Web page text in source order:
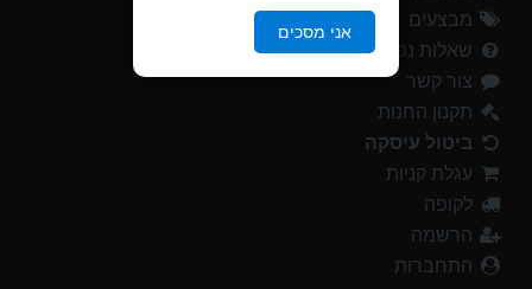
אני מסכים
מבצעים
שאלות נפוצות
צור קשר
תקנון החנות
ביטול עיסקה
עגלת קניות
לקופה
הרשמה
התחברות
839.00 ₪
אוהל משפחתי ל 6 GURO Panorama 6P v2
699.00 ₪
אוהל משפחתי ל 8 GURO Panorama 8P v2